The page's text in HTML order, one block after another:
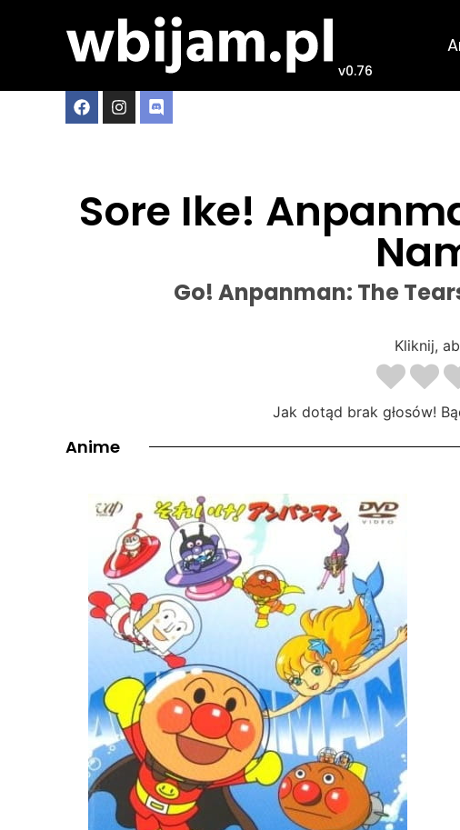
v0.76
Sore Ike!
Go! Anpanman: The
Kliknij,
Jak dotąd brak głosów!
Anime